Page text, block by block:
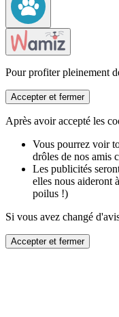
Pour profiter pleinement
Accepter et fermer
Après avoir accepté les
Vous pourrez voir
drôles de nos amis
Les publicités
elles nous aideront
poilus !)
Si vous avez changé
Accepter et fermer